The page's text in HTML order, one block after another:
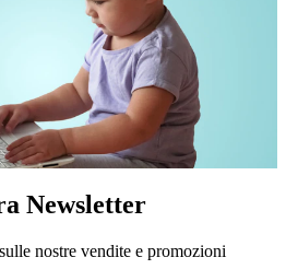
Newsletter
nostre vendite e promozioni